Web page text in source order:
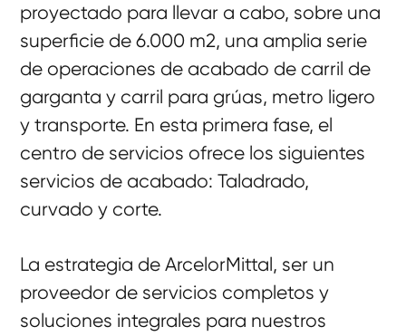
proyectado para llevar a cabo, sobre una
superficie de 6.000 m2, una amplia serie
de operaciones de acabado de carril de
garganta y carril para grúas, metro ligero
y transporte. En esta primera fase, el
centro de servicios ofrece los siguientes
servicios de acabado: Taladrado,
curvado y corte.
La estrategia de ArcelorMittal, ser un
proveedor de servicios completos y
soluciones integrales para nuestros